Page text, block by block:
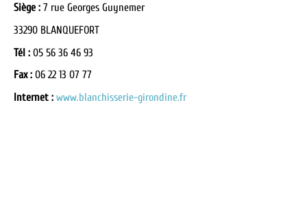
Siège : 7 rue Georges Guynemer
33290 BLANQUEFORT
Tél : 05 56 36 46 93
Fax : 06 22 13 07 77
Internet : www.blanchisserie-girondine.fr